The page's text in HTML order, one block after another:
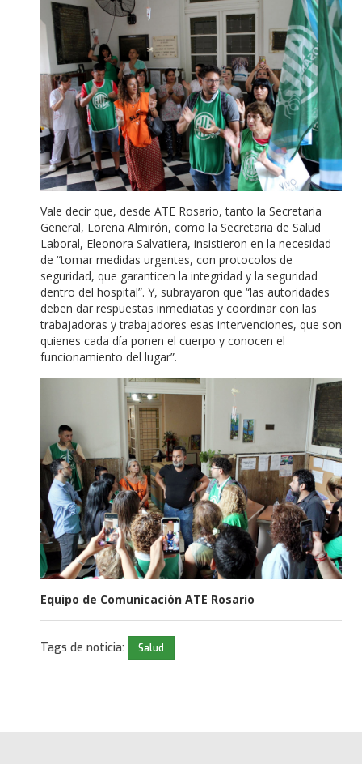
Vale decir que, desde ATE Rosario, tanto la Secretaria
General, Lorena Almirón, como la Secretaria de Salud
Laboral, Eleonora Salvatiera, insistieron en la necesidad
de “tomar medidas urgentes, con protocolos de
seguridad, que garanticen la integridad y la seguridad
dentro del hospital”. Y, subrayaron que “las autoridades
deben dar respuestas inmediatas y coordinar con las
trabajadoras y trabajadores esas intervenciones, que son
quienes cada día ponen el cuerpo y conocen el
funcionamiento del lugar”.
Equipo de Comunicación ATE Rosario
Tags de noticia: Salud